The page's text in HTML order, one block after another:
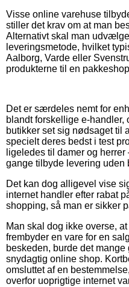
Visse online varehuse
stiller det krav om at man
Alternativt skal man
leveringsmetode, hvilket
Aalborg, Varde eller
produkterne til en
Det er særdeles nemt for
blandt forskellige e-handler,
butikker set sig nødsaget til
specielt deres bedst i test
ligeledes til damer og
gange tilbyde levering uden
Det kan dog alligevel vise
internet handler efter rabat
shopping, så man er sikker
Man skal dog ikke overse,
frembyder en vare for en
beskeden, burde det
snydagtig online shop.
omsluttet af en
overfor uoprigtige internet